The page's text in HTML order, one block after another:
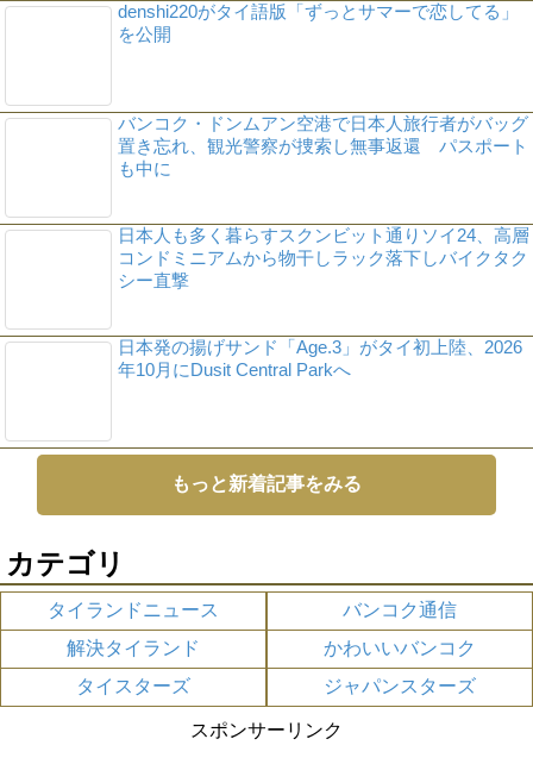
denshi220がタイ語版「ずっとサマーで恋してる」
を公開
バンコク・ドンムアン空港で日本人旅行者がバッグ
置き忘れ、観光警察が捜索し無事返還 パスポート
も中に
日本人も多く暮らすスクンビット通りソイ24、高層
コンドミニアムから物干しラック落下しバイクタク
シー直撃
日本発の揚げサンド「Age.3」がタイ初上陸、2026
年10月にDusit Central Parkへ
もっと新着記事をみる
カテゴリ
タイランドニュース
バンコク通信
解決タイランド
かわいいバンコク
タイスターズ
ジャパンスターズ
スポンサーリンク